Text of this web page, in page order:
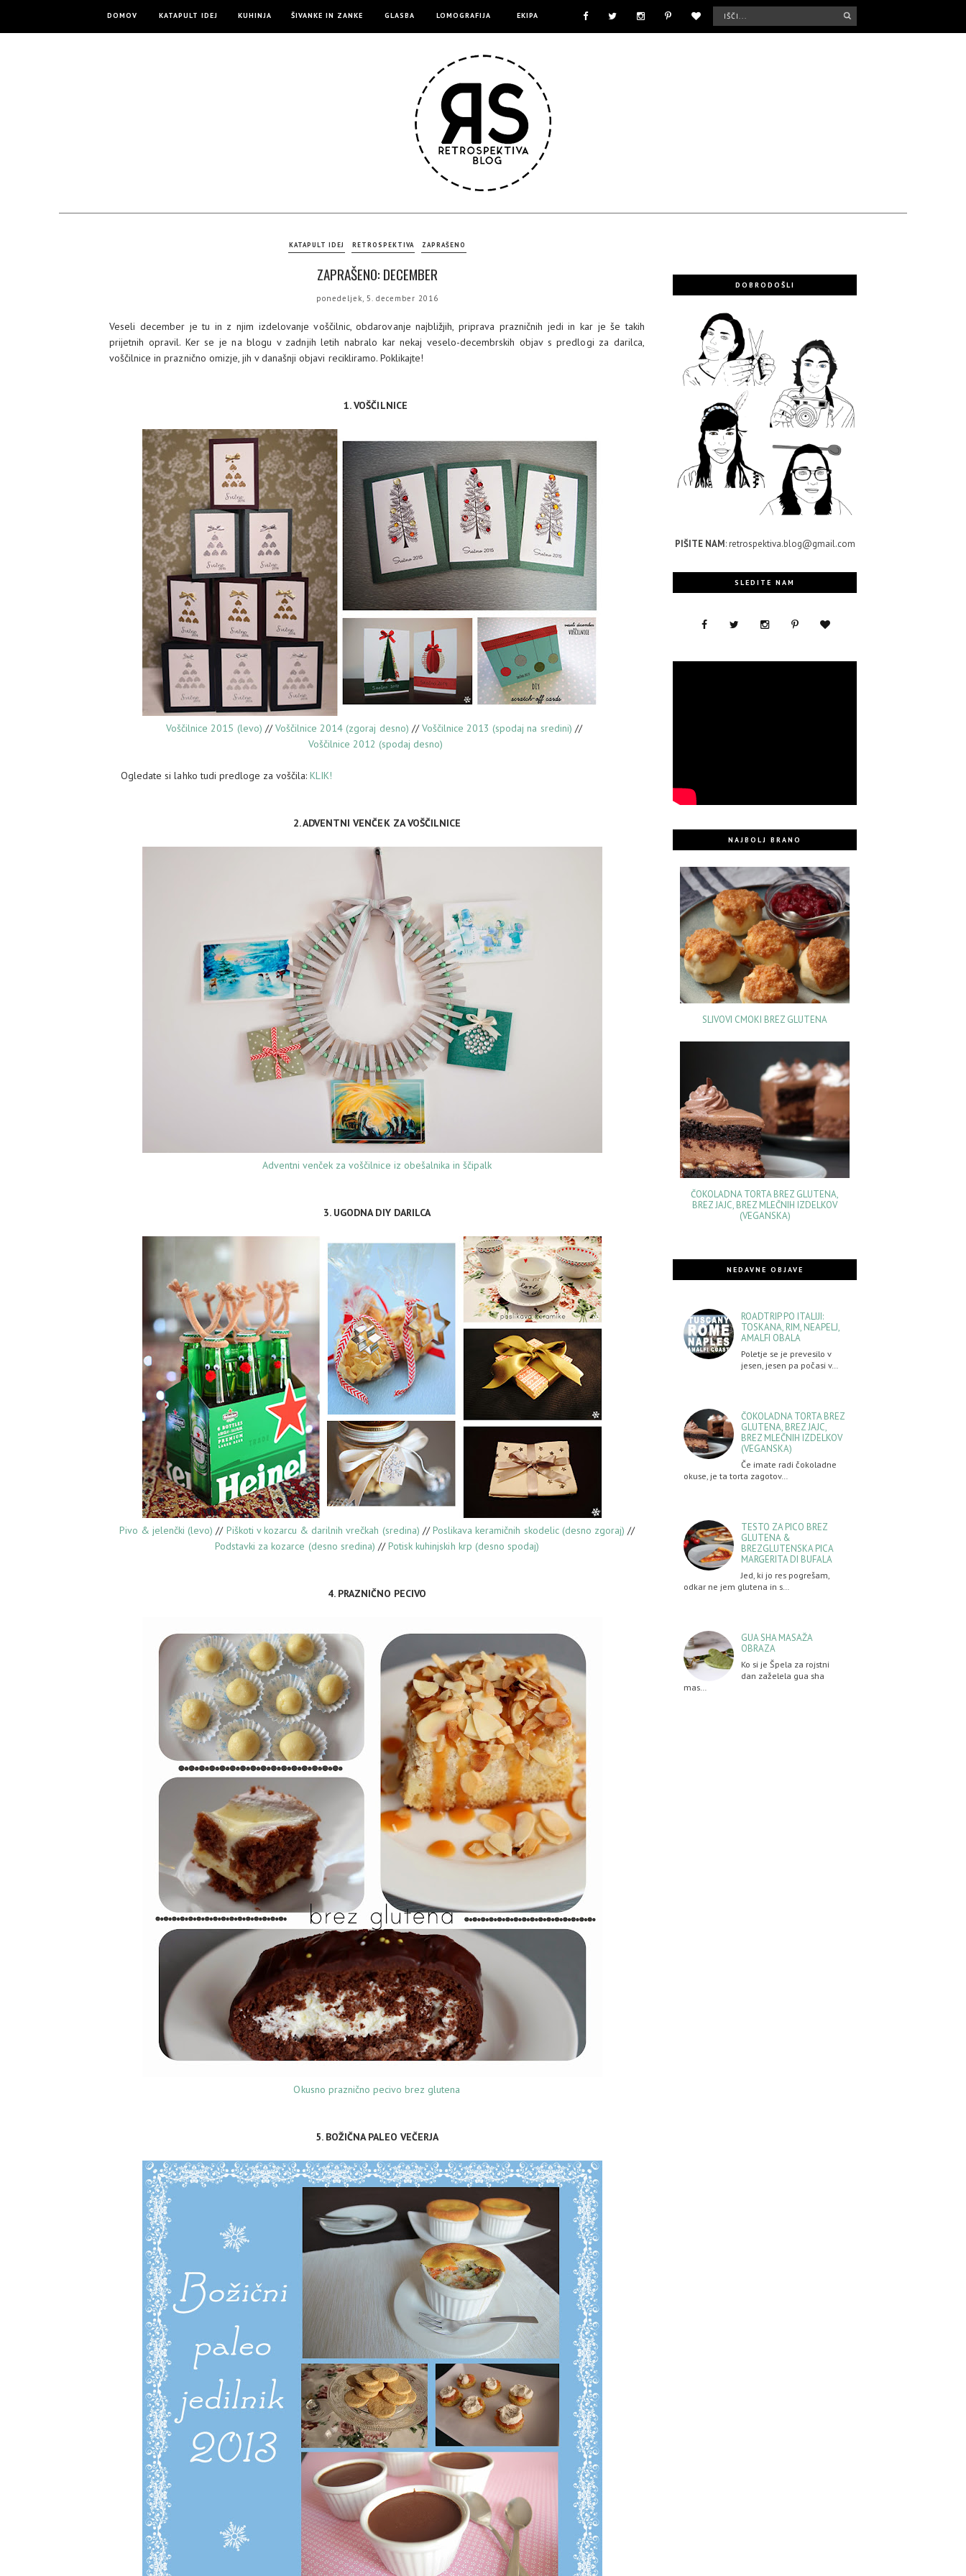
DOMOV KATAPULT IDEJ KUHINJA ŠIVANKE IN ZANKE GLASBA LOMOGRAFIJA EKIPA
KATAPULT IDEJ RETROSPEKTIVA ZAPRAŠENO
ZAPRAŠENO: DECEMBER
ponedeljek, 5. december 2016
Veseli december je tu in z njim izdelovanje voščilnic, obdarovanje najbližjih, priprava prazničnih jedi in kar je še takih
prijetnih opravil. Ker se je na blogu v zadnjih letih nabralo kar nekaj veselo-decembrskih objav s predlogi za darilca,
voščilnice in praznično omizje, jih v današnji objavi recikliramo. Poklikajte!
1. VOŠČILNICE
Voščilnice 2015 (levo) //Voščilnice 2014 (zgoraj desno) //Voščilnice 2013 (spodaj na sredini) //
Voščilnice 2012 (spodaj desno)
Ogledate si lahko tudi predloge za voščila:KLIK!
2. ADVENTNI VENČEK ZA VOŠČILNICE
Adventni venček za voščilnice iz obešalnika in ščipalk
3. UGODNA DIY DARILCA
Pivo & jelenčki (levo) // Piškoti v kozarcu & darilnih vrečkah (sredina) //Poslikava keramičnih skodelic (desno zgoraj) //
Podstavki za kozarce (desno sredina) //Potisk kuhinjskih krp (desno spodaj)
4. PRAZNIČNO PECIVO
Okusno praznično pecivo brez glutena
5. BOŽIČNA PALEO VEČERJA
DOBRODOŠLI
PIŠITE NAM: retrospektiva.blog@gmail.com
SLEDITE NAM
NAJBOLJ BRANO
SLIVOVI CMOKI BREZ GLUTENA
ČOKOLADNA TORTA BREZ GLUTENA,
BREZ JAJC, BREZ MLEČNIH IZDELKOV
(VEGANSKA)
NEDAVNE OBJAVE
ROADTRIP PO ITALIJI:
TOSKANA, RIM, NEAPELJ,
AMALFI OBALA
Poletje se je prevesilo v
jesen, jesen pa počasi v…
ČOKOLADNA TORTA BREZ
GLUTENA, BREZ JAJC,
BREZ MLEČNIH IZDELKOV
(VEGANSKA)
Če imate radi čokoladne
okuse, je ta torta zagotov…
TESTO ZA PICO BREZ
GLUTENA &
BREZGLUTENSKA PICA
MARGERITA DI BUFALA
Jed, ki jo res pogrešam,
odkar ne jem glutena in s…
GUA SHA MASAŽA
OBRAZA
Ko si je Špela za rojstni
dan zaželela gua sha
mas…